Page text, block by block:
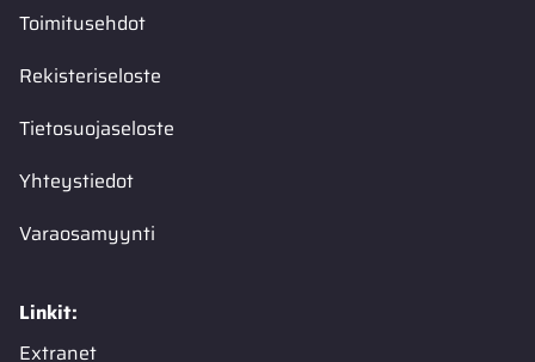
Toimitusehdot
Rekisteriseloste
Tietosuojaseloste
Yhteystiedot
Varaosamyynti
Linkit:
Extranet